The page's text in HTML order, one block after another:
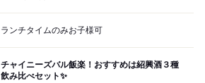
ランチタイムのみお子様可
チャイニーズバル飯楽！おすすめは紹興酒３種
飲み比べセット✨